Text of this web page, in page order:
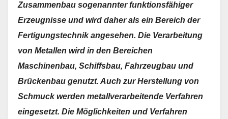
Zusammenbau sogenannter funktionsfähiger
Erzeugnisse und wird daher als ein Bereich der
Fertigungstechnik angesehen. Die Verarbeitung
von Metallen wird in den Bereichen
Maschinenbau, Schiffsbau, Fahrzeugbau und
Brückenbau genutzt. Auch zur Herstellung von
Schmuck werden metallverarbeitende Verfahren
eingesetzt. Die Möglichkeiten und Verfahren